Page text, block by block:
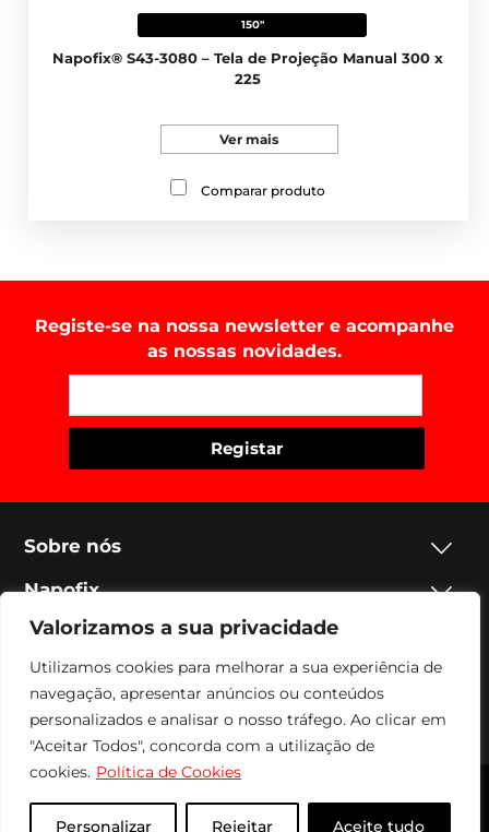
Valorizamos a sua privacidade
Utilizamos cookies para melhorar a sua experiência de
navegação, apresentar anúncios ou conteúdos
personalizados e analisar o nosso tráfego. Ao clicar em
"Aceitar Todos", concorda com a utilização de
cookies. Política de Cookies
Personalizar Rejeitar Aceite tudo
150"
Napofix® S43-3080 – Tela de Projeção Manual 300 x
225
Ver mais
Comparar produto
Registe-se na nossa newsletter e acompanhe
as nossas novidades.
Sobre nós
Napofix
Contactos
Legal
Social